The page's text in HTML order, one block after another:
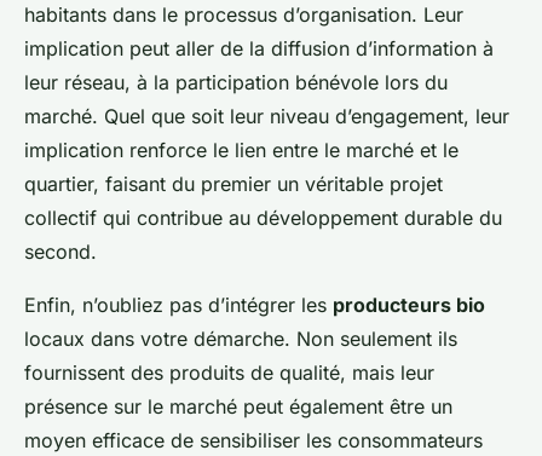
habitants dans le processus d’organisation. Leur
implication peut aller de la diffusion d’information à
leur réseau, à la participation bénévole lors du
marché. Quel que soit leur niveau d’engagement, leur
implication renforce le lien entre le marché et le
quartier, faisant du premier un véritable projet
collectif qui contribue au développement durable du
second.
Enfin, n’oubliez pas d’intégrer les producteurs bio
locaux dans votre démarche. Non seulement ils
fournissent des produits de qualité, mais leur
présence sur le marché peut également être un
moyen efficace de sensibiliser les consommateurs